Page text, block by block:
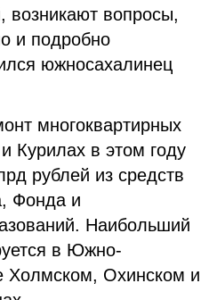
возникают вопросы,
и подробно
южносахалинец
многоквартирных
Курилах в этом году
рублей из средств
Фонда и
Наибольший
в Южно-
Холмском, Охинском и